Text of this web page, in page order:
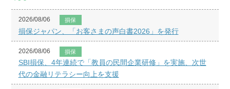
2026/08/06 損保
損保ジャパン、「お客さまの声白書2026」を発行
2026/08/06 損保
SBI損保、4年連続で「教員の民間企業研修」を実施、次世
代の金融リテラシー向上を支援